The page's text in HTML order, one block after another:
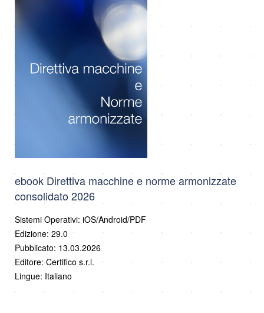
ebook Direttiva macchine e norme armonizzate
consolidato 2026
Sistemi Operativi: iOS/Android/PDF
Edizione: 29.0
Pubblicato: 13.03.2026
Editore: Certifico s.r.l.
Lingue: Italiano